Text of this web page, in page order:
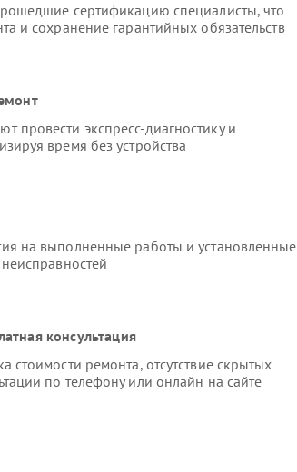
сертификацию специалисты, что
и сохранение гарантийных обязательств
провести экспресс-диагностику и
время без устройства
на выполненные работы и установленные
консультация
стоимости ремонта, отсутствие скрытых
по телефону или онлайн на сайте